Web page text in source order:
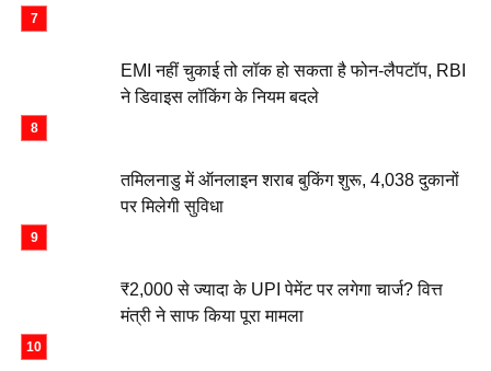
EMI नहीं चुकाई तो लॉक हो सकता है फोन-लैपटॉप, RBI
ने डिवाइस लॉकिंग के नियम बदले
तमिलनाडु में ऑनलाइन शराब बुकिंग शुरू, 4,038 दुकानों
पर मिलेगी सुविधा
₹2,000 से ज्यादा के UPI पेमेंट पर लगेगा चार्ज? वित्त
मंत्री ने साफ किया पूरा मामला